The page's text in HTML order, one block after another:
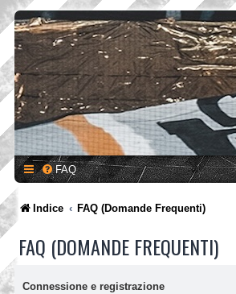
FAQ
Indice FAQ (Domande Frequenti)
FAQ (DOMANDE FREQUENTI)
Connessione e registrazione